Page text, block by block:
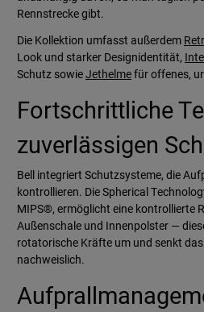
Rennstrecke gibt.
Die Kollektion umfasst außerdem
Look und starker Designidentität,
Schutz sowieJethelmefür offenes,
Fortschrittliche
zuverlässigen
Bell integriert Schutzsysteme, die
kontrollieren. Die Spherical
MIPS®, ermöglicht eine kontrollierte
Außenschale und Innenpolster —
rotatorische Kräfte um und senkt
nachweislich.